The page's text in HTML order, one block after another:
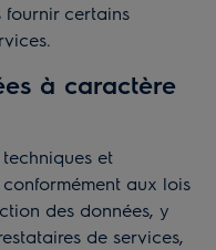
certains
à caractère
et
aux lois
des données, y
de services,